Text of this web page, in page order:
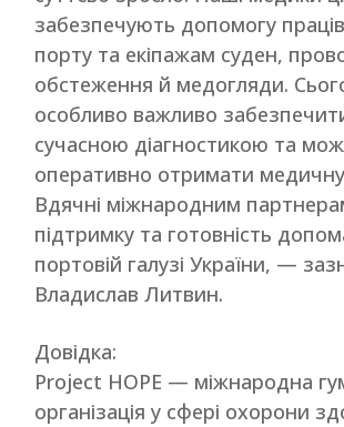
забезпечують допомогу
порту та екіпажам суден,
обстеження й медогляди.
особливо важливо
сучасною діагностикою та
оперативно отримати
Вдячні міжнародним
підтримку та готовність
портовій галузі України, —
Владислав Литвин.
Довідка:
Project HOPE — міжнародна
організація у сфері охорони